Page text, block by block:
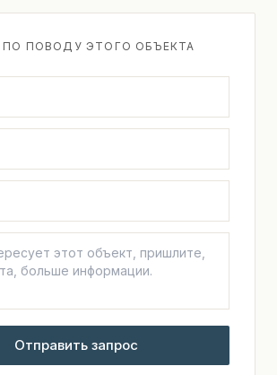
ПО ПОВОДУ ЭТОГО ОБЪЕКТА
Отправить запрос